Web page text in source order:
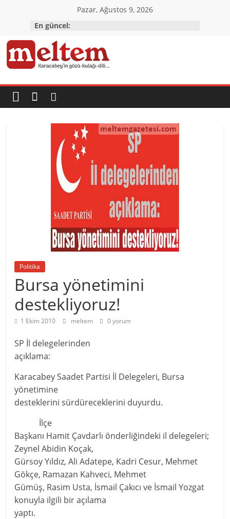
Pazar, Ağustos 9, 2026
En güncel:
Karacabey
Meltem
Gazetesi
Politika
Bursa yönetimini
destekliyoruz!
1 Ekim 2010 meltem 0 yorum
SP İl delegelerinden
açıklama:
Karacabey Saadet Partisi İl Delegeleri, Bursa
yönetimine
desteklerini sürdüreceklerini duyurdu.
İlçe
Başkanı Hamit Çavdarlı önderliğindeki il delegeleri;
Zeynel Abidin Koçak,
Gürsoy Yıldız, Ali Adatepe, Kadri Cesur, Mehmet
Gökçe, Ramazan Kahveci, Mehmet
Gümüş, Rasim Usta, İsmail Çakıcı ve İsmail Yozgat
konuyla ilgili bir açılama
yaptı.